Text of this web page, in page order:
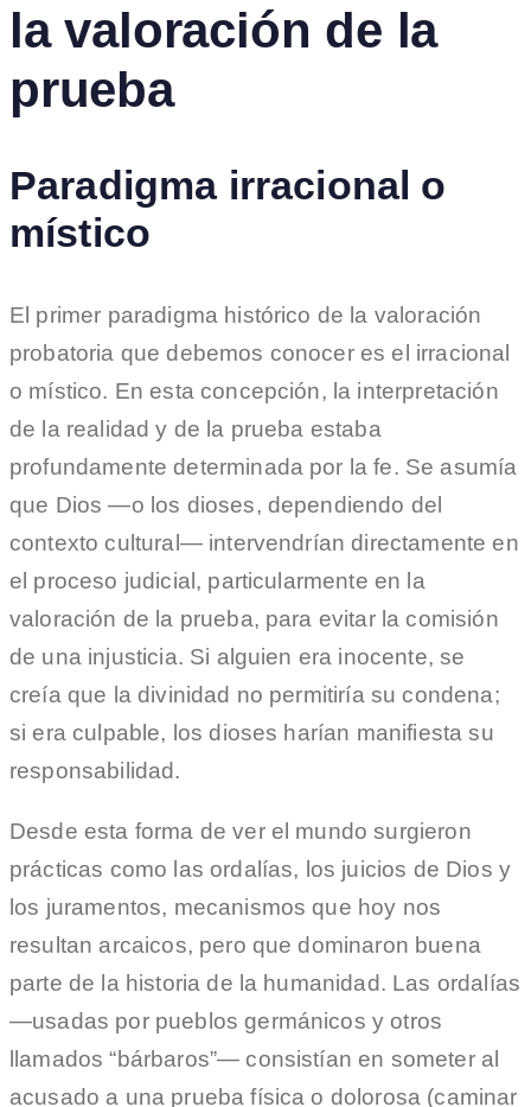
la valoración de la
prueba
Paradigma irracional o
místico
El primer paradigma histórico de la valoración
probatoria que debemos conocer es el irracional
o místico. En esta concepción, la interpretación
de la realidad y de la prueba estaba
profundamente determinada por la fe. Se asumía
que Dios —o los dioses, dependiendo del
contexto cultural— intervendrían directamente en
el proceso judicial, particularmente en la
valoración de la prueba, para evitar la comisión
de una injusticia. Si alguien era inocente, se
creía que la divinidad no permitiría su condena;
si era culpable, los dioses harían manifiesta su
responsabilidad.
Desde esta forma de ver el mundo surgieron
prácticas como las ordalías, los juicios de Dios y
los juramentos, mecanismos que hoy nos
resultan arcaicos, pero que dominaron buena
parte de la historia de la humanidad. Las ordalías
—usadas por pueblos germánicos y otros
llamados “bárbaros”— consistían en someter al
acusado a una prueba física o dolorosa (caminar